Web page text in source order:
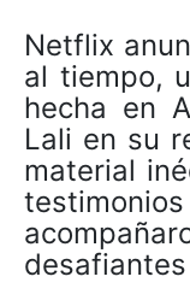
Netflix
al tiempo,
hecha en
Lali en su
material